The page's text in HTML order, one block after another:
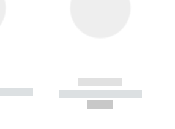
--------
------------
----------- -----------